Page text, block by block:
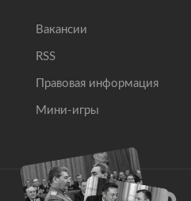
Вакансии
RSS
Правовая информация
Мини-игры